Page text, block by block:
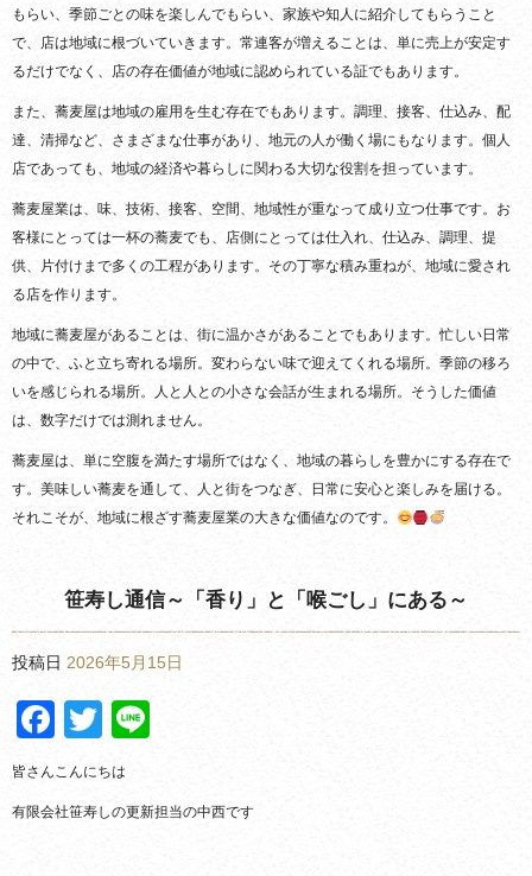
もらい、季節ごとの味を楽しんでもらい、家族や知人に紹介してもらうこと
で、店は地域に根づいていきます。常連客が増えることは、単に売上が安定す
るだけでなく、店の存在価値が地域に認められている証でもあります。
また、蕎麦屋は地域の雇用を生む存在でもあります。調理、接客、仕込み、配
達、清掃など、さまざまな仕事があり、地元の人が働く場にもなります。個人
店であっても、地域の経済や暮らしに関わる大切な役割を担っています。
蕎麦屋業は、味、技術、接客、空間、地域性が重なって成り立つ仕事です。お
客様にとっては一杯の蕎麦でも、店側にとっては仕入れ、仕込み、調理、提
供、片付けまで多くの工程があります。その丁寧な積み重ねが、地域に愛され
る店を作ります。
地域に蕎麦屋があることは、街に温かさがあることでもあります。忙しい日常
の中で、ふと立ち寄れる場所。変わらない味で迎えてくれる場所。季節の移ろ
いを感じられる場所。人と人との小さな会話が生まれる場所。そうした価値
は、数字だけでは測れません。
蕎麦屋は、単に空腹を満たす場所ではなく、地域の暮らしを豊かにする存在で
す。美味しい蕎麦を通して、人と街をつなぎ、日常に安心と楽しみを届ける。
それこそが、地域に根ざす蕎麦屋業の大きな価値なのです。
笹寿し通信～「香り」と「喉ごし」にある～
投稿日 2026年5月15日
Facebook
Twitter
皆さんこんにちは
有限会社笹寿しの更新担当の中西です